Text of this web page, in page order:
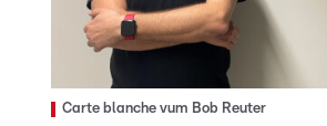
Carte blanche vum Bob Reuter